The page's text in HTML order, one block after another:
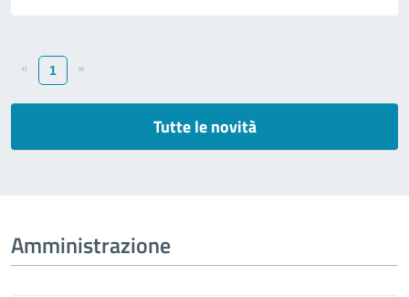
« 1 »
Tutte le novità
Amministrazione